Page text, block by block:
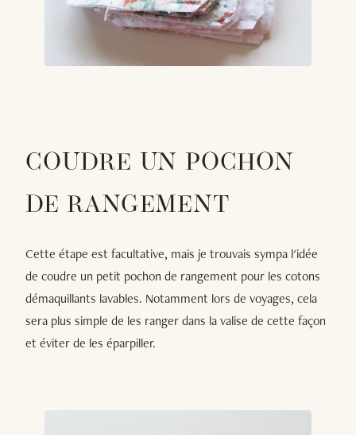
COUDRE UN POCHON
DE RANGEMENT
Cette étape est facultative, mais je trouvais sympa l'idée
de coudre un petit pochon de rangement pour les cotons
démaquillants lavables. Notamment lors de voyages, cela
sera plus simple de les ranger dans la valise de cette façon
et éviter de les éparpiller.